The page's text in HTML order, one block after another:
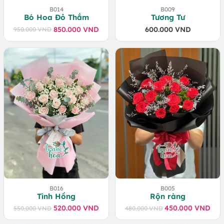
B014
Bó Hoa Đỏ Thắm
950.000VND Giá
gốc
là:
950.000 VND.
850.000 VND
Giá
hiện
tại
là:
850.000 VND.
B009
Tương Tư
600.000 VND
B016
Tình Hồng
550.000VND Giá
gốc
520.000 VND
Giá
hiện
B005
Rộn ràng
480.000VND Giá
gốc
450.000VND
Giá
hiện